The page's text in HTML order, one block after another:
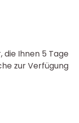
die Ihnen 5 Tage
zur Verfügung